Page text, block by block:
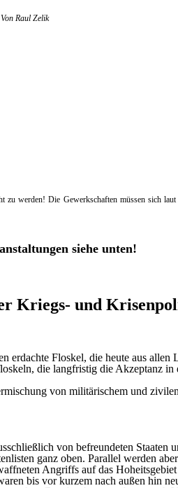
Von Raul Zelik
werden! Die Gewerkschaften müssen sich
siehe unten!
Kriegs- und
Floskel, die heute aus allen
die langfristig die Akzeptanz
von militärischem und
von befreundeten Staaten
ganz oben. Parallel werden
Angriffs auf das
bis vor kurzem nach außen hin